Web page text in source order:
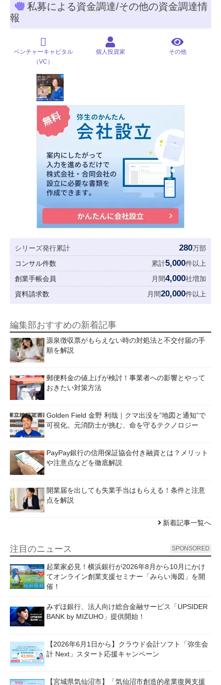
私募による資金調達/その他の資金調達情
報
ベンチャーキャピタル
（VC）
個人投資家 その他
シリーズ発行累計 280万部
コンサル件数
累計5,000件以上
創業手帳会員
月間4,000社増加
資料請求数
月間20,000件以上
編集部おすすめの新着記事
源泉徴収票がもらえない時の対処法と不交付届の手
順を解説
郵便料金の値上げが検討！事業者への影響とやって
おきたい対策方法
Golden Field 金野 利哉｜クマ出没を”地図と通知”で
可視化。元消防士が挑む、命を守るテクノロジー
PayPay銀行の信用保証協会付き融資とは？メリット
や注意点などを徹底解説
開業届を出しても失業手当はもらえる！条件と注意
点を解説
新着記事一覧へ
注目のニュース SPONSORED
起業家必見！横浜銀行が2026年8月から10月にかけ
てオンライン創業支援セミナー「みらい海図」を開
催！
みずほ銀行、法人向け総合金融サービス「UPSIDER
BANK by MIZUHO」提供開始！
【2026年6月1日から】クラウド会計ソフト「弥生会
計 Next」スタート応援キャンペーン
【宮城県気仙沼市】「気仙沼市創造的産業復興支援